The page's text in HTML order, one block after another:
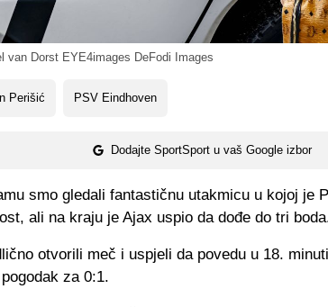
van Dorst EYE4images DeFodi Images
Perišić PSV Eindhoven
Dodajte SportSport u vaš Google izbor
smo gledali fantastičnu utakmicu u kojoj je
ali na kraju je Ajax uspio da dođe do tri
otvorili meč i uspjeli da povedu u 18.
za 0:1.